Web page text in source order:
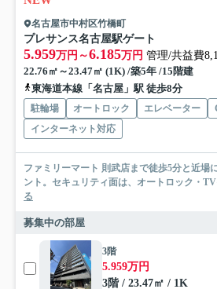
名古屋市中村区竹橋町
プレサンス名古屋駅ゲート
5.959万円～6.185万円 管理/共益費
22.76㎡～23.47㎡ (1K) /築5年 /15階建
東海道本線「名古屋」駅 徒歩8分
駐輪場 オートロック エレベーター
インターネット対応
ファミリーマート 則武店まで徒歩5分と近場
ント。セキュリティ面は、オートロック・
る
募集中の部屋
3階
5.959万円
3階 / 23.47㎡ / 1K